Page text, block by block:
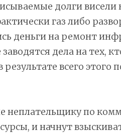
долги
газ либо
деньги на ремонт
дела на тех,
всего этого
неплательщику по
и начнут